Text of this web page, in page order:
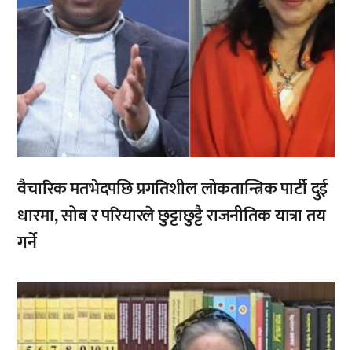
वैचारिक मतभेदपछि प्रगतिशील लोकतान्त्रिक पार्टी दुई
धारमा, सोब र परियारले छुट्टाछुट्टै राजनीतिक यात्रा तय
गर्ने
,,